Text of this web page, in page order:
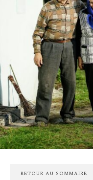
RETOUR AU SOMMAIRE